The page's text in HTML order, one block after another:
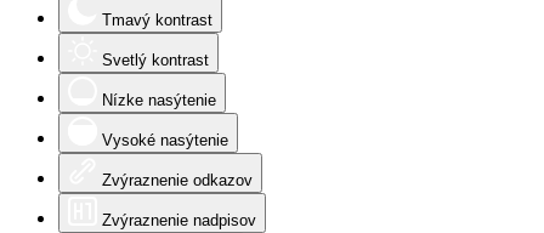
Tmavý kontrast
Svetlý kontrast
Nízke nasýtenie
Vysoké nasýtenie
Zvýraznenie odkazov
Zvýraznenie nadpisov